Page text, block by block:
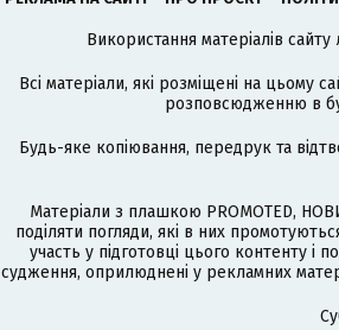
Використання матеріалів
Всі матеріали, які розміщені на цьому
розповсюдженню в
Будь-яке копіювання, передрук та
Матеріали з плашкою PROMOTED,
поділяти погляди, які в них
участь у підготовці цього контенту і
судження, оприлюднені у рекламних